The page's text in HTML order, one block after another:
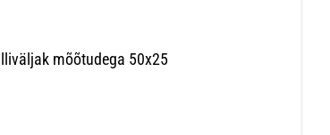
mõõtudega 50x25